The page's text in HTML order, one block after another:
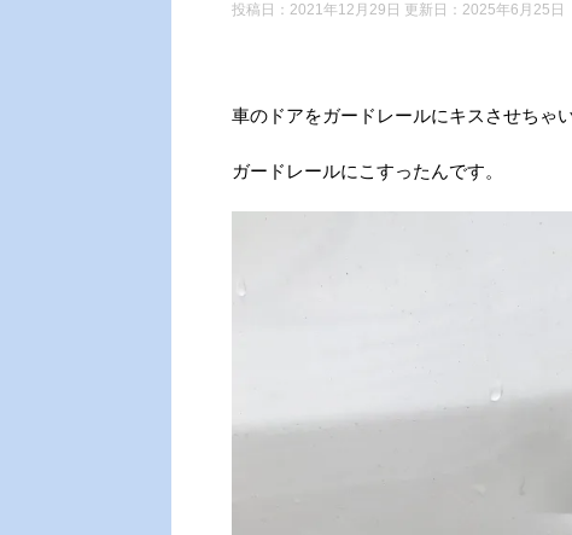
投稿日：2021年12月29日 更新日： 2025年6月25日
車のドアをガードレールにキスさせちゃ
ガードレールにこすったんです。